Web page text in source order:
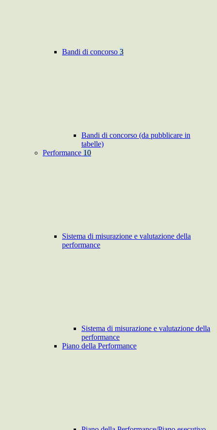
Bandi di concorso 3
Bandi di concorso (da pubblicare in
tabelle)
Performance 10
Sistema di misurazione e valutazione della
performance
Sistema di misurazione e valutazione della
performance
Piano della Performance